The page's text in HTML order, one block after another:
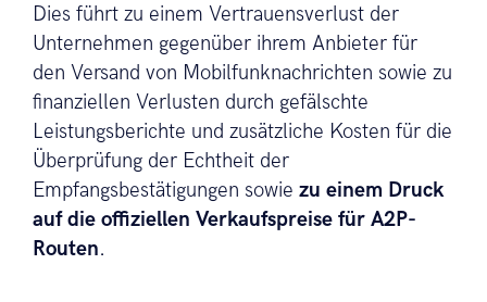
Dies führt zu einem Vertrauensverlust der
Unternehmen gegenüber ihrem Anbieter für
den Versand von Mobilfunknachrichten sowie zu
finanziellen Verlusten durch gefälschte
Leistungsberichte und zusätzliche Kosten für die
Überprüfung der Echtheit der
Empfangsbestätigungen sowie zu einem Druck
auf die offiziellen Verkaufspreise für A2P-
Routen.